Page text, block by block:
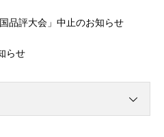
品評大会」中止のお知らせ
らせ